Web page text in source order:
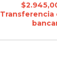
Transferencia